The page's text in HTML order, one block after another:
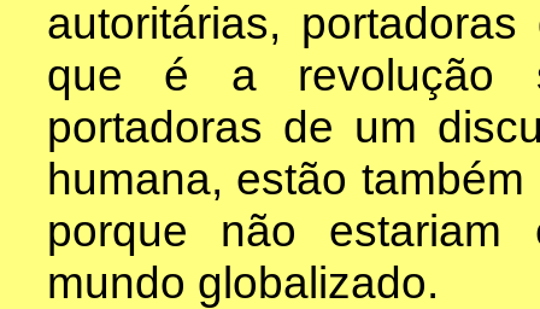
autoritárias,
que é a revolução
portadoras de um
humana, estão
porque não estariam
mundo globalizado.